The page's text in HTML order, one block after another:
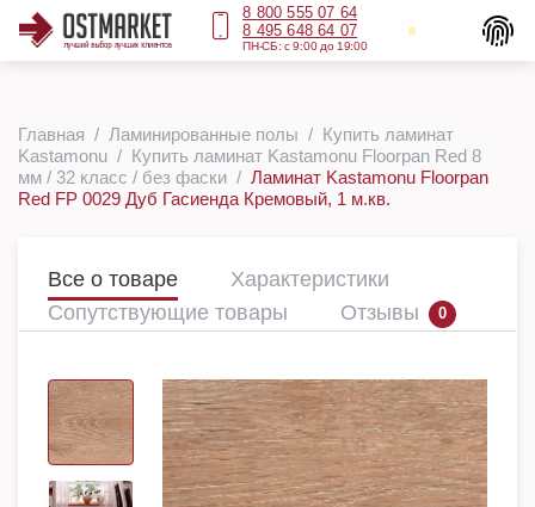
8 800 555 07 64
8 495 648 64 07
ПН-СБ: с 9:00 до 19:00
Главная Ламинированные полы
Купить ламинат
Kastamonu
Купить ламинат Kastamonu Floorpan Red 8
мм / 32 класс / без фаски
Ламинат Kastamonu Floorpan
Red FP 0029 Дуб Гасиенда Кремовый, 1 м.кв.
Все о товаре
Характеристики
Сопутствующие товары
Отзывы 0